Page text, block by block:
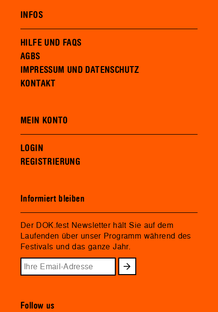
INFOS
HILFE UND FAQS
AGBS
IMPRESSUM UND DATENSCHUTZ
KONTAKT
MEIN KONTO
LOGIN
REGISTRIERUNG
Informiert bleiben
Der DOK.fest Newsletter hält Sie auf dem
Laufenden über unser Programm während des
Festivals und das ganze Jahr.
Follow us